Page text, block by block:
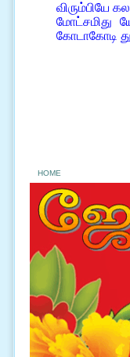
விரும்பியே
மோட்சமிது
கோடாகோடி
HOME